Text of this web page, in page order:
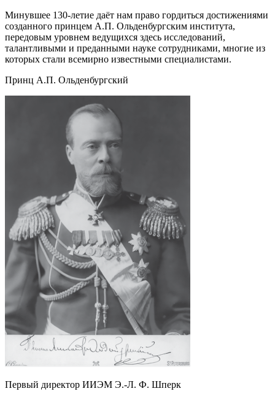
Минувшее 130-летие даёт нам право гордиться достижениями
созданного принцем А.П. Ольденбургским института,
передовым уровнем ведущихся здесь исследований,
талантливыми и преданными науке сотрудниками, многие из
которых стали всемирно известными специалистами.
Принц А.П. Ольденбургский
Первый директор ИИЭМ Э.-Л. Ф. Шперк